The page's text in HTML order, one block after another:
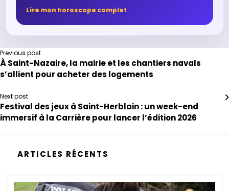
Lire mon horoscope complet
Previous post
À Saint-Nazaire, la mairie et les chantiers navals
s’allient pour acheter des logements
Next post
Festival des jeux à Saint-Herblain : un week-end
immersif à la Carrière pour lancer l’édition 2026
ARTICLES RÉCENTS